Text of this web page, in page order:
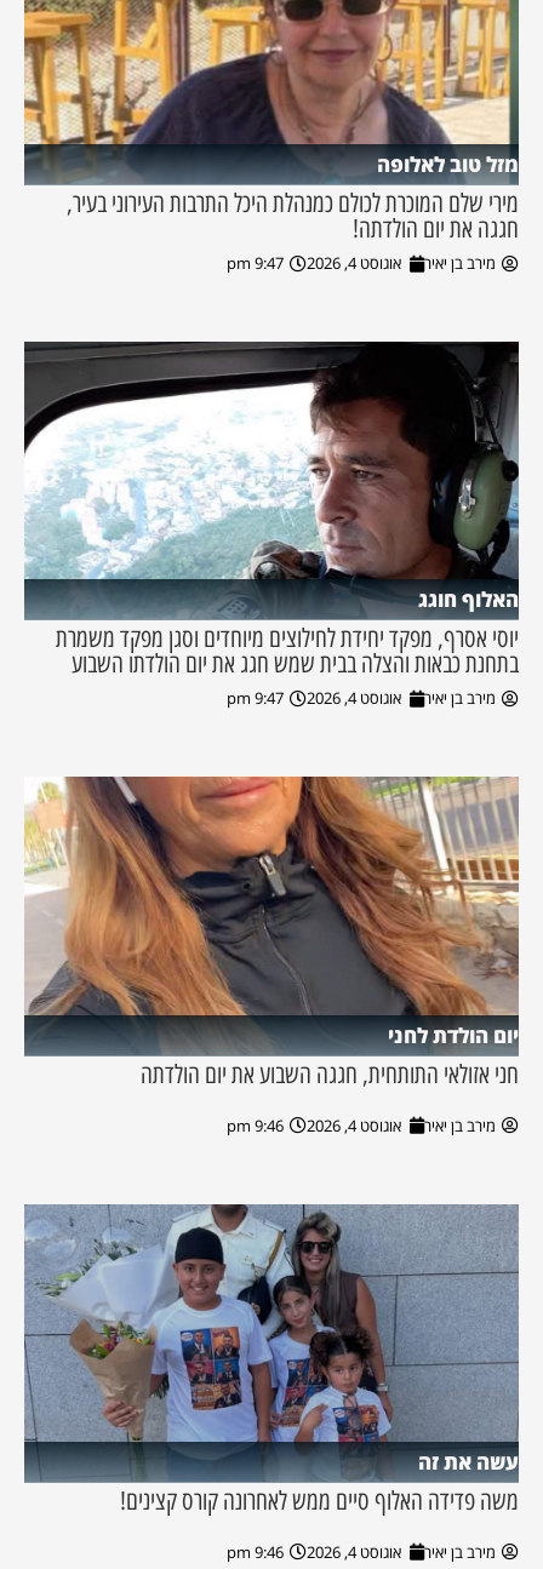
מזל טוב לאלופה
מירי שלם המוכרת לכולם כמנהלת היכל התרבות העירוני בעיר,
חגגה את יום הולדתה!
מירב בן יאיר אוגוסט 4, 2026 9:47 pm
האלוף חוגג
יוסי אסרף, מפקד יחידת לחילוצים מיוחדים וסגן מפקד משמרת
בתחנת כבאות והצלה בבית שמש חגג את יום הולדתו השבוע
מירב בן יאיר אוגוסט 4, 2026 9:47 pm
יום הולדת לחני
חני אזולאי התותחית, חגגה השבוע את יום הולדתה
מירב בן יאיר אוגוסט 4, 2026 9:46 pm
עשה את זה
משה פדידה האלוף סיים ממש לאחרונה קורס קצינים!
מירב בן יאיר אוגוסט 4, 2026 9:46 pm